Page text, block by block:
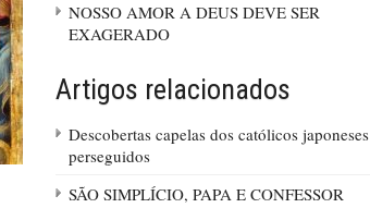
NOSSO AMOR A DEUS DEVE SER
EXAGERADO
Artigos relacionados
Descobertas capelas dos católicos japoneses
perseguidos
SÃO SIMPLÍCIO, PAPA E CONFESSOR